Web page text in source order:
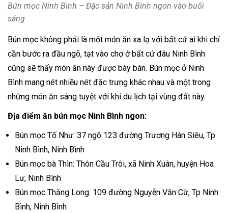
Bún mọc Ninh Bình – Đặc sản Ninh Bình ngon vào buổi
sáng
Bún mọc không phải là một món ăn xa lạ với bất cứ ai khi chỉ
cần bước ra đầu ngõ, tạt vào chợ ở bất cứ đâu Ninh Bình
cũng sẽ thấy món ăn này được bày bán. Bún mọc ở Ninh
Bình mang nét nhiều nét đặc trưng khác nhau và một trong
những món ăn sáng tuyệt với khi du lịch tại vùng đất này.
Địa điểm ăn bún mọc Ninh Bình ngon:
Bún mọc Tố Như: 37 ngõ 123 đường Trương Hán Siêu, Tp
Ninh Bình, Ninh Bình
Bún mọc bà Thìn: Thôn Cầu Trôi, xã Ninh Xuân, huyện Hoa
Lư, Ninh Bình
Bún mọc Thăng Long: 109 đường Nguyễn Văn Cừ, Tp Ninh
Bình, Ninh Bình